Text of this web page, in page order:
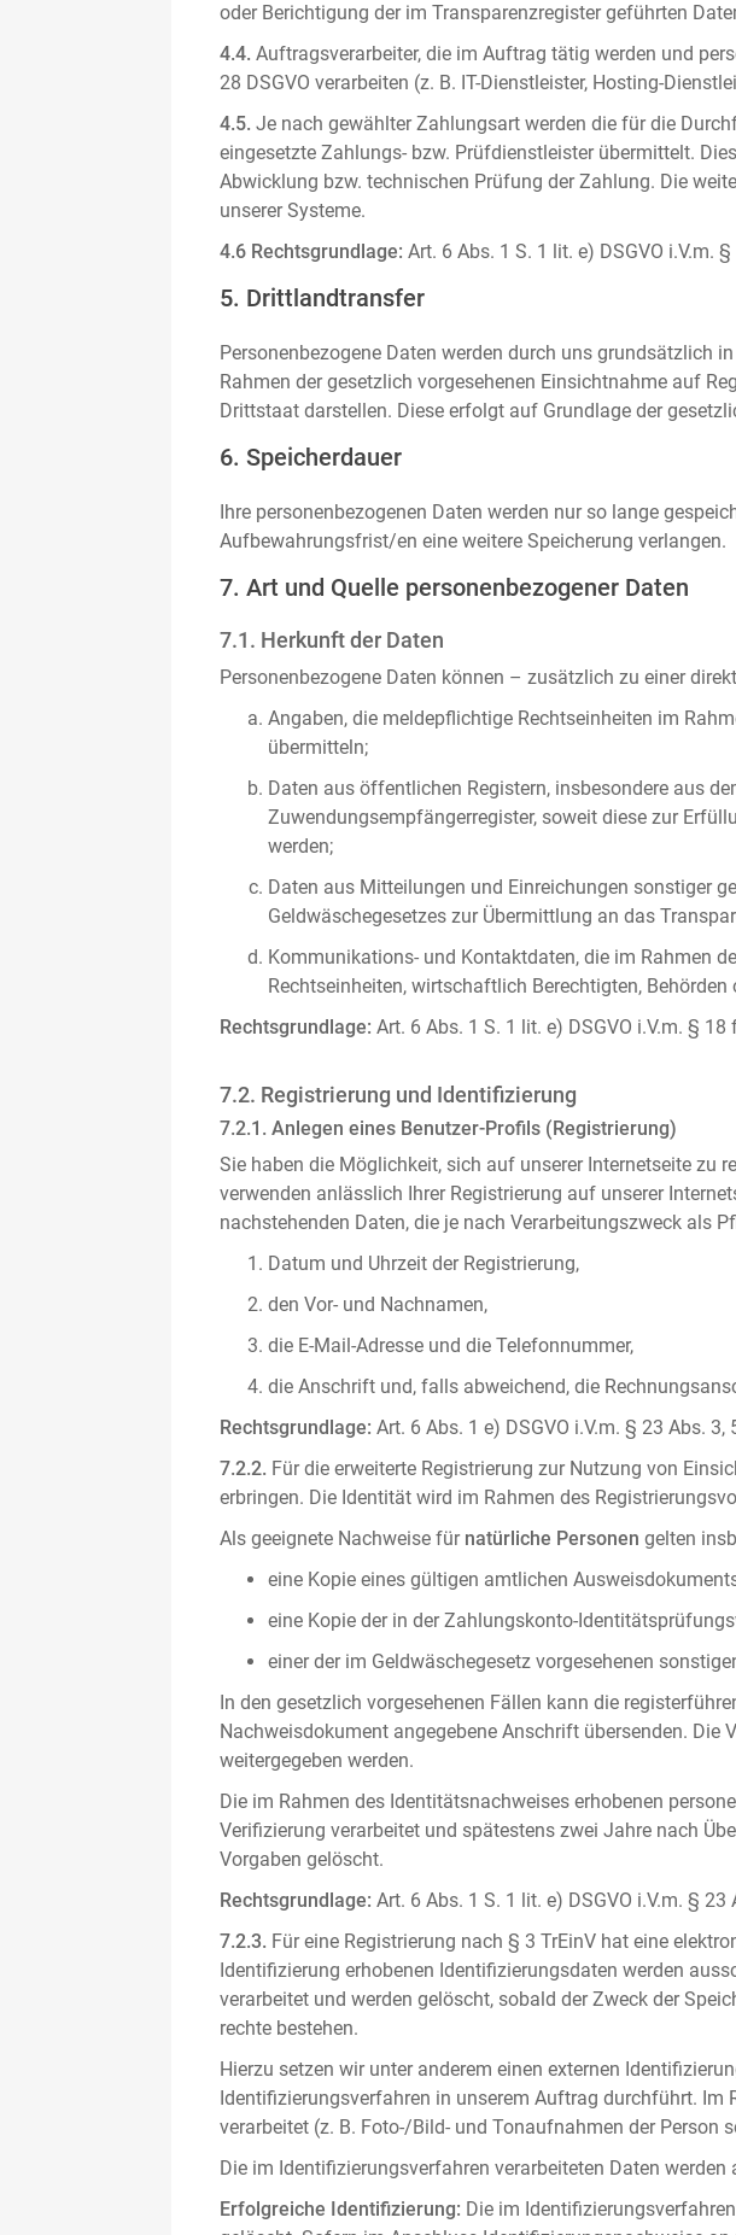
oder Berichtigung der im Transparenzregister geführten
4.4. Auftragsverarbeiter, die im Auftrag tätig werden und
28 DSGVO verarbeiten (z. B. IT-Dienstleister, Hosting-
4.5. Je nach gewählter Zahlungsart werden die für die
eingesetzte Zahlungs- bzw. Prüfdienstleister übermittelt.
Abwicklung bzw. technischen Prüfung der Zahlung. Die
unserer Systeme.
4.6 Rechtsgrundlage: Art. 6 Abs. 1 S. 1 lit. e) DSGVO i.V.m.
5. Drittlandtransfer
Personenbezogene Daten werden durch uns grundsätzlich
Rahmen der gesetzlich vorgesehenen Einsichtnahme auf
Drittstaat darstellen. Diese erfolgt auf Grundlage der
6. Speicherdauer
Ihre personenbezogenen Daten werden nur so lange
Aufbewahrungsfrist/en eine weitere Speicherung verlangen.
7. Art und Quelle personenbezogener Daten
7.1. Herkunft der Daten
Personenbezogene Daten können – zusätzlich zu einer
Angaben, die meldepflichtige Rechtseinheiten im
übermitteln;
Daten aus öffentlichen Registern, insbesondere aus
Zuwendungsempfängerregister, soweit diese zur
werden;
Daten aus Mitteilungen und Einreichungen sonstiger
Geldwäschegesetzes zur Übermittlung an das
Kommunikations- und Kontaktdaten, die im Rahmen
Rechtseinheiten, wirtschaftlich Berechtigten,
Rechtsgrundlage: Art. 6 Abs. 1 S. 1 lit. e) DSGVO i.V.m. § 18
7.2. Registrierung und Identifizierung
7.2.1. Anlegen eines Benutzer-Profils (Registrierung)
Sie haben die Möglichkeit, sich auf unserer Internetseite zu
verwenden anlässlich Ihrer Registrierung auf unserer
nachstehenden Daten, die je nach Verarbeitungszweck als
Datum und Uhrzeit der Registrierung,
den Vor- und Nachnamen,
die E-Mail-Adresse und die Telefonnummer,
die Anschrift und, falls abweichend, die
Rechtsgrundlage: Art. 6 Abs. 1 e) DSGVO i.V.m. § 23 Abs. 3,
7.2.2. Für die erweiterte Registrierung zur Nutzung von
erbringen. Die Identität wird im Rahmen des
Als geeignete Nachweise für natürliche Personen gelten
eine Kopie eines gültigen amtlichen
eine Kopie der in der Zahlungskonto-
einer der im Geldwäschegesetz vorgesehenen
In den gesetzlich vorgesehenen Fällen kann die
Nachweisdokument angegebene Anschrift übersenden.
weitergegeben werden.
Die im Rahmen des Identitätsnachweises erhobenen
Verifizierung verarbeitet und spätestens zwei Jahre nach
Vorgaben gelöscht.
Rechtsgrundlage: Art. 6 Abs. 1 S. 1 lit. e) DSGVO i.V.m. § 23
7.2.3. Für eine Registrierung nach § 3 TrEinV hat eine
Identifizierung erhobenen Identifizierungsdaten werden
verarbeitet und werden gelöscht, sobald der Zweck der
rechte bestehen.
Hierzu setzen wir unter anderem einen externen
Identifizierungsverfahren in unserem Auftrag durchführt. Im
verarbeitet (z. B. Foto-/Bild- und Tonaufnahmen der
Die im Identifizierungsverfahren verarbeiteten Daten
Erfolgreiche Identifizierung: Die im